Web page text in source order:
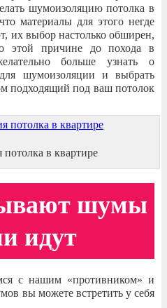
шумоизоляцию потолка в
материалы для этого негде
их выбор настолько обширен,
этой причине до похода в
больше узнать о
шумоизоляции и выбрать
подходящий под ваш потолок
в квартире
шумы
идут
с нашим «противником» и
вы можете встретить у себя